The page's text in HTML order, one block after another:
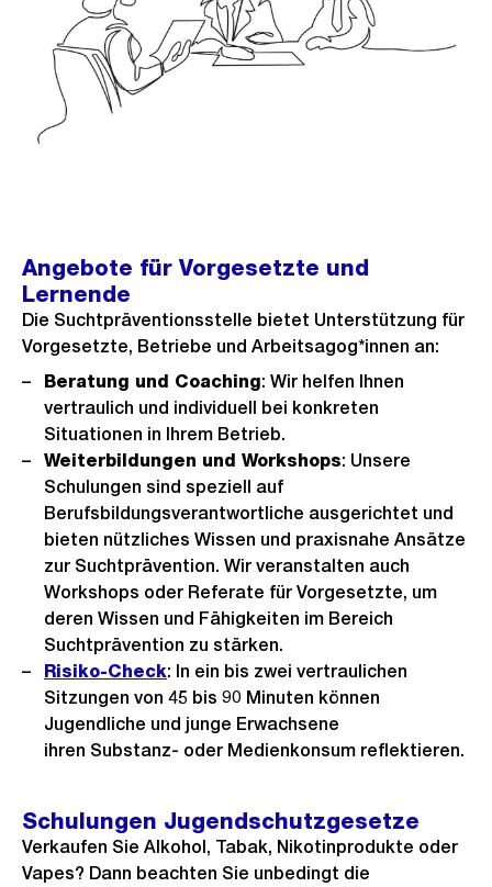
Angebote für Vorgesetzte und
Lernende
Die Suchtpräventionsstelle bietet Unterstützung für
Vorgesetzte, Betriebe und Arbeitsagog*innen an:
Beratung und Coaching: Wir helfen Ihnen
vertraulich und individuell bei konkreten
Situationen in Ihrem Betrieb.
Weiterbildungen und Workshops: Unsere
Schulungen sind speziell auf
Berufsbildungsverantwortliche ausgerichtet und
bieten nützliches Wissen und praxisnahe Ansätze
zur Suchtprävention. Wir veranstalten auch
Workshops oder Referate für Vorgesetzte, um
deren Wissen und Fähigkeiten im Bereich
Suchtprävention zu stärken.
Risiko-Check: In ein bis zwei vertraulichen
Sitzungen von 45 bis 90 Minuten können
Jugendliche und junge Erwachsene
ihren Substanz- oder Medienkonsum reflektieren.
Schulungen Jugendschutzgesetze
Verkaufen Sie Alkohol, Tabak, Nikotinprodukte oder
Vapes? Dann beachten Sie unbedingt die